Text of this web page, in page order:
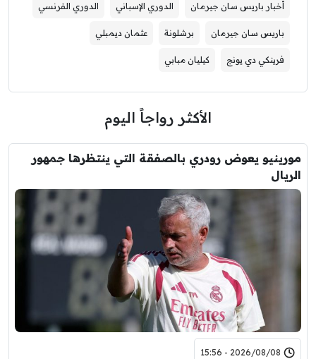
أخبار باريس سان جيرمان الدوري الإسباني الدوري الفرنسي
باريس سان جيرمان برشلونة عثمان ديمبلي
فرينكي دي يونج كيليان مبابي
الأكثر رواجاً اليوم
مورينيو يعوض رودري بالصفقة التي ينتظرها جمهور
الريال
2026/08/08 - 15:56